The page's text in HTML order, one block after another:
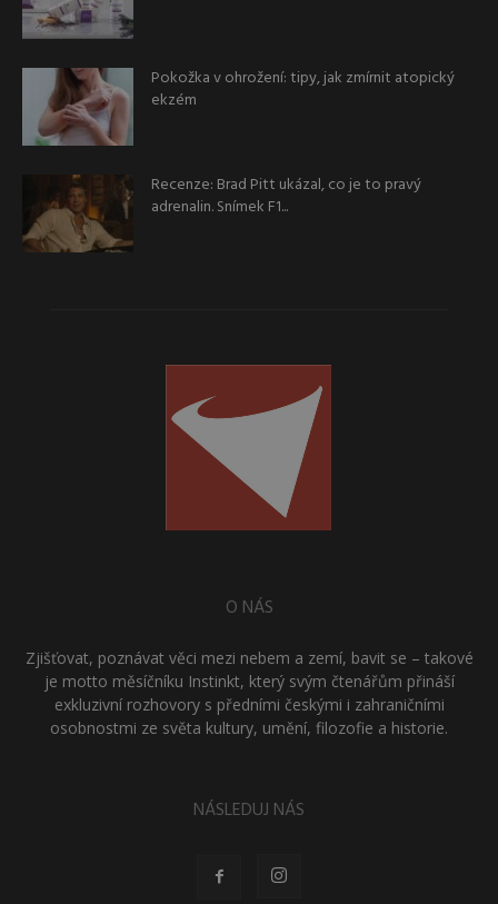
Pokožka v ohrožení: tipy, jak zmírnit atopický
ekzém
Recenze: Brad Pitt ukázal, co je to pravý
adrenalin. Snímek F1...
O NÁS
Zjišťovat, poznávat věci mezi nebem a zemí, bavit se – takové
je motto měsíčníku Instinkt, který svým čtenářům přináší
exkluzivní rozhovory s předními českými i zahraničními
osobnostmi ze světa kultury, umění, filozofie a historie.
NÁSLEDUJ NÁS